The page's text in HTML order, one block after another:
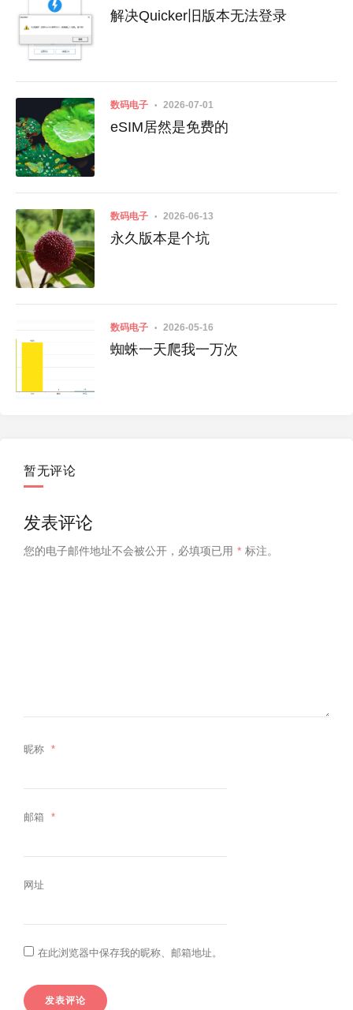
解决Quicker旧版本无法登录
数码电子 2026-07-01
eSIM居然是免费的
数码电子 2026-06-13
永久版本是个坑
数码电子 2026-05-16
蜘蛛一天爬我一万次
暂无评论
发表评论
您的电子邮件地址不会被公开， 必填项已用 * 标注。
昵称 *
邮箱 *
网址
在此浏览器中保存我的昵称、邮箱地址。